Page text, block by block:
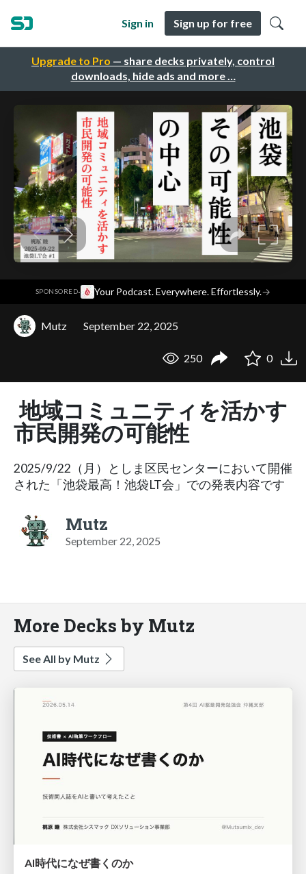
Upgrade to Pro — share decks privately, control
downloads, hide ads and more …
Sign in Sign up for free
SPONSORED· Your Podcast. Everywhere. Effortlessly.→
Mutz September 22, 2025
250 0
地域コミュニティを活かす
市民開発の可能性
2025/9/22（月）としま区民センターにおいて開催
された「池袋最高！池袋LT会」での発表内容です
Mutz
September 22, 2025
More Decks by Mutz
See All by Mutz
AI時代になぜ書くのか